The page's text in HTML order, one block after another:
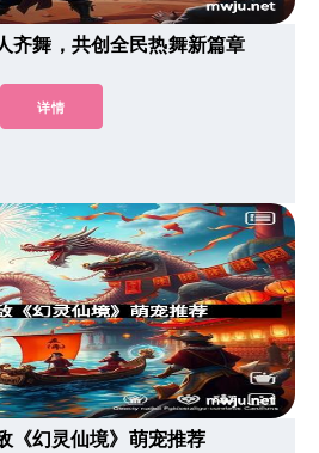
齐舞，共创全民热舞新篇章
详情
《幻灵仙境》萌宠推荐